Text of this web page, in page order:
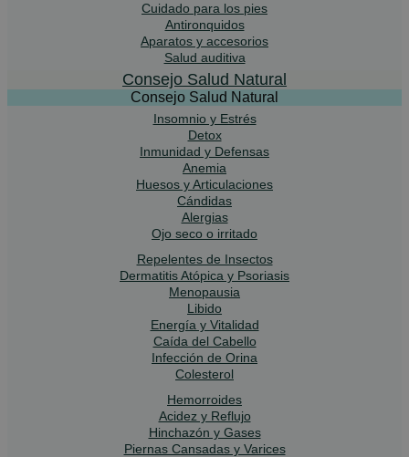
Cuidado para los pies
Antironquidos
Aparatos y accesorios
Salud auditiva
Consejo Salud Natural
Consejo Salud Natural
Insomnio y Estrés
Detox
Inmunidad y Defensas
Anemia
Huesos y Articulaciones
Cándidas
Alergias
Ojo seco o irritado
Repelentes de Insectos
Dermatitis Atópica y Psoriasis
Menopausia
Libido
Energía y Vitalidad
Caída del Cabello
Infección de Orina
Colesterol
Hemorroides
Acidez y Reflujo
Hinchazón y Gases
Piernas Cansadas y Varices